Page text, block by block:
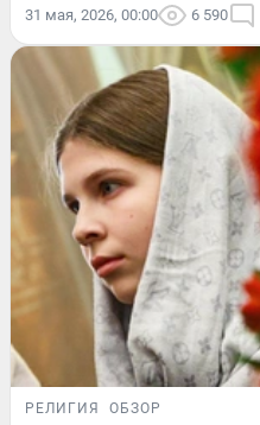
31 мая, 2026, 00:00 6 590
РЕЛИГИЯ ОБЗОР